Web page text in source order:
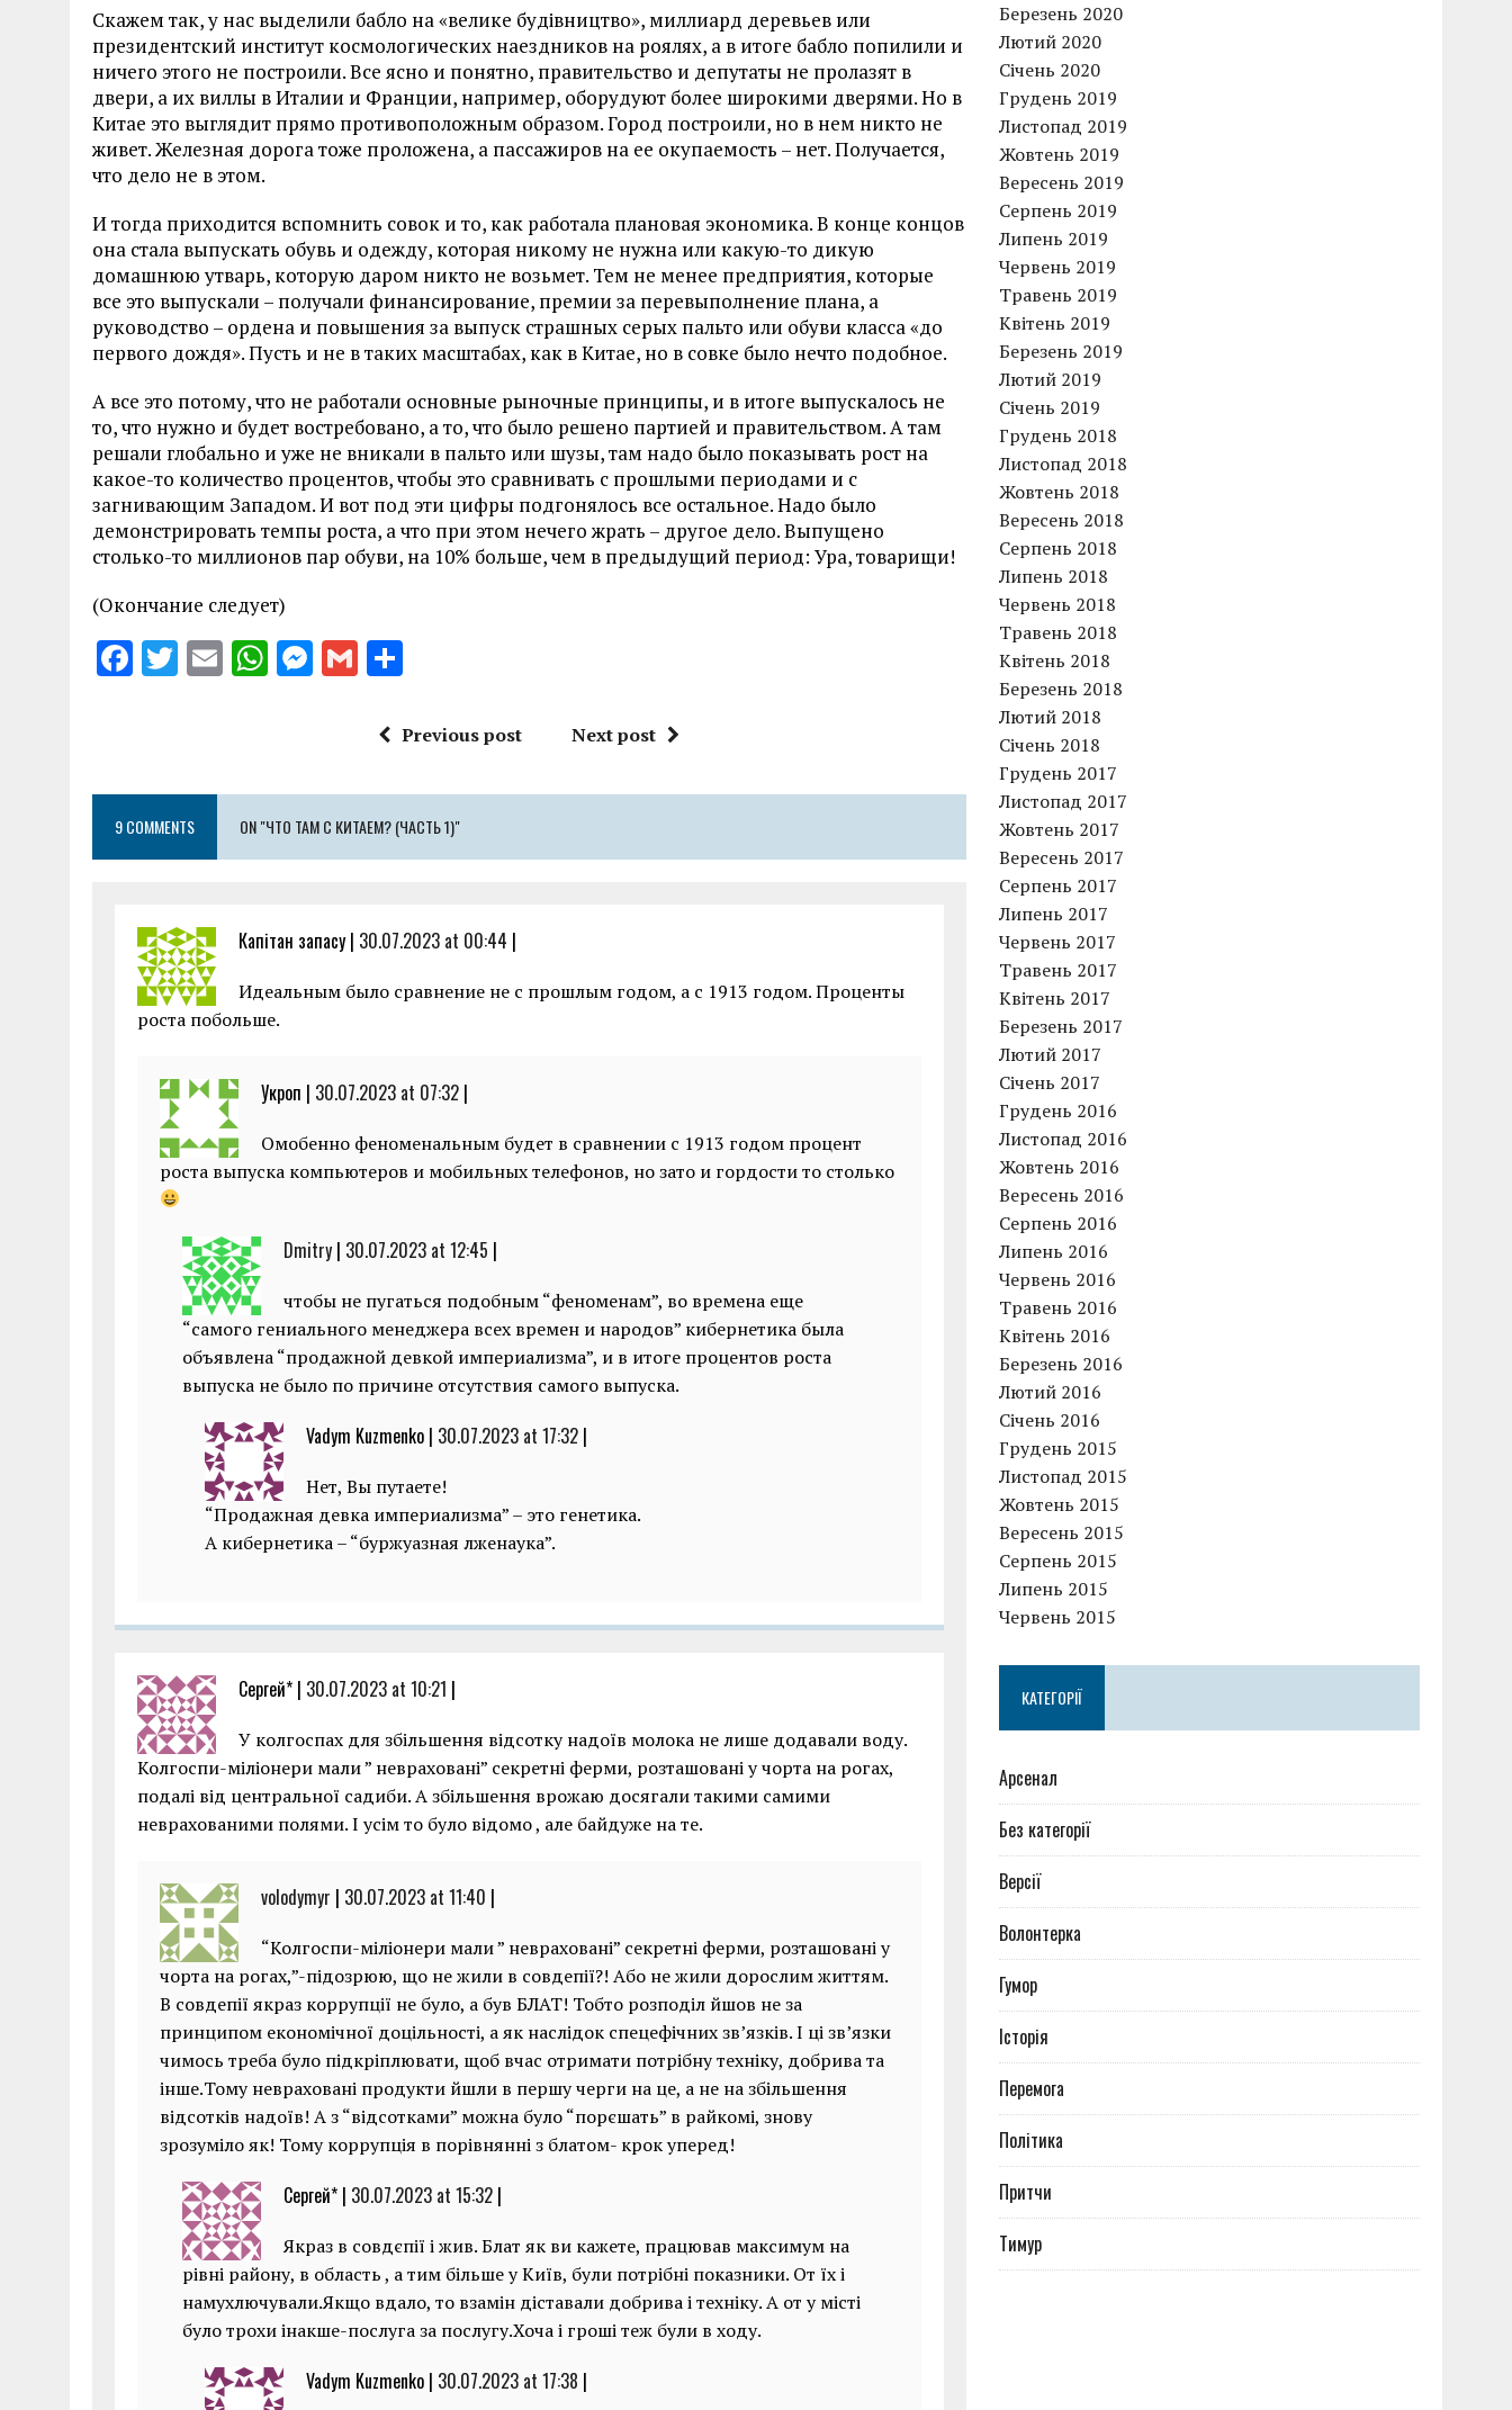
Скажем так, у нас выделили бабло на «велике будівництво», миллиард деревьев или
президентский институт космологических наездников на роялях, а в итоге бабло попилили и
ничего этого не построили. Все ясно и понятно, правительство и депутаты не пролазят в
двери, а их виллы в Италии и Франции, например, оборудуют более широкими дверями. Но в
Китае это выглядит прямо противоположным образом. Город построили, но в нем никто не
живет. Железная дорога тоже проложена, а пассажиров на ее окупаемость – нет. Получается,
что дело не в этом.
И тогда приходится вспомнить совок и то, как работала плановая экономика. В конце концов
она стала выпускать обувь и одежду, которая никому не нужна или какую-то дикую
домашнюю утварь, которую даром никто не возьмет. Тем не менее предприятия, которые
все это выпускали – получали финансирование, премии за перевыполнение плана, а
руководство – ордена и повышения за выпуск страшных серых пальто или обуви класса «до
первого дождя». Пусть и не в таких масштабах, как в Китае, но в совке было нечто подобное.
А все это потому, что не работали основные рыночные принципы, и в итоге выпускалось не
то, что нужно и будет востребовано, а то, что было решено партией и правительством. А там
решали глобально и уже не вникали в пальто или шузы, там надо было показывать рост на
какое-то количество процентов, чтобы это сравнивать с прошлыми периодами и с
загнивающим Западом. И вот под эти цифры подгонялось все остальное. Надо было
демонстрировать темпы роста, а что при этом нечего жрать – другое дело. Выпущено
столько-то миллионов пар обуви, на 10% больше, чем в предыдущий период: Ура, товарищи!
(Окончание следует)
F
o
o
k
T
r
E W
A
p
p
M
g
er
G
ai a
Previous post Next post
9 COMMENTS ON "ЧТО ТАМ С КИТАЕМ? (ЧАСТЬ 1)"
Капітан запасу | 30.07.2023 at 00:44 |
Идеальным было сравнение не с прошлым годом, а с 1913 годом. Проценты
роста побольше.
Укроп | 30.07.2023 at 07:32 |
Омобенно феноменальным будет в сравнении с 1913 годом процент
роста выпуска компьютеров и мобильных телефонов, но зато и гордости то столько
Dmitry | 30.07.2023 at 12:45 |
чтобы не пугаться подобным “феноменам”, во времена еще
“самого гениального менеджера всех времен и народов” кибернетика была
объявлена “продажной девкой империализма”, и в итоге процентов роста
выпуска не было по причине отсутствия самого выпуска.
Vadym Kuzmenko | 30.07.2023 at 17:32 |
Нет, Вы путаете!
“Продажная девка империализма” – это генетика.
А кибернетика – “буржуазная лженаука”.
Сергей* | 30.07.2023 at 10:21 |
У колгоспах для збільшення відсотку надоїв молока не лише додавали воду.
Колгоспи-міліонери мали ” невраховані” секретні ферми, розташовані у чорта на рогах,
подалі від центральної садиби. А збільшення врожаю досягали такими самими
неврахованими полями. І усім то було відомо , але байдуже на те.
volodymyr | 30.07.2023 at 11:40 |
“Колгоспи-міліонери мали ” невраховані” секретні ферми, розташовані у
чорта на рогах,”-підозрюю, що не жили в совдепії?! Або не жили дорослим життям.
В совдепії якраз коррупції не було, а був БЛАТ! Тобто розподіл йшов не за
принципом економічної доцільності, а як наслідок спецефічних зв’язків. І ці зв’язки
чимось треба було підкріплювати, щоб вчас отримати потрібну техніку, добрива та
інше.Тому невраховані продукти йшли в першу черги на це, а не на збільшення
відсотків надоїв! А з “відсотками” можна було “порєшать” в райкомі, знову
зрозуміло як! Тому коррупція в порівнянні з блатом- крок уперед!
Сергей* | 30.07.2023 at 15:32 |
Якраз в совдєпії і жив. Блат як ви кажете, працював максимум на
рівні району, в область , а тим більше у Київ, були потрібні показники. От їх і
намухлючували.Якщо вдало, то взамін діставали добрива і техніку. А от у місті
було трохи інакше-послуга за послугу.Хоча і гроші теж були в ходу.
Vadym Kuzmenko | 30.07.2023 at 17:38 |
Березень 2020
Лютий 2020
Січень 2020
Грудень 2019
Листопад 2019
Жовтень 2019
Вересень 2019
Серпень 2019
Липень 2019
Червень 2019
Травень 2019
Квітень 2019
Березень 2019
Лютий 2019
Січень 2019
Грудень 2018
Листопад 2018
Жовтень 2018
Вересень 2018
Серпень 2018
Липень 2018
Червень 2018
Травень 2018
Квітень 2018
Березень 2018
Лютий 2018
Січень 2018
Грудень 2017
Листопад 2017
Жовтень 2017
Вересень 2017
Серпень 2017
Липень 2017
Червень 2017
Травень 2017
Квітень 2017
Березень 2017
Лютий 2017
Січень 2017
Грудень 2016
Листопад 2016
Жовтень 2016
Вересень 2016
Серпень 2016
Липень 2016
Червень 2016
Травень 2016
Квітень 2016
Березень 2016
Лютий 2016
Січень 2016
Грудень 2015
Листопад 2015
Жовтень 2015
Вересень 2015
Серпень 2015
Липень 2015
Червень 2015
КАТЕГОРІЇ
Арсенал
Без категорії
Версії
Волонтерка
Гумор
Історія
Перемога
Політика
Притчи
Тимур